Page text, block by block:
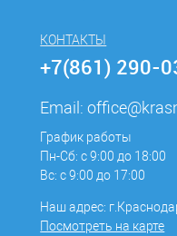
КОНТАКТЫ
+7(861) 290-
Email:
График работы
Пн-Сб: с 9:00 до 18:00
Вс: с 9:00 до 17:00
Наш адрес:
Посмотреть на карте